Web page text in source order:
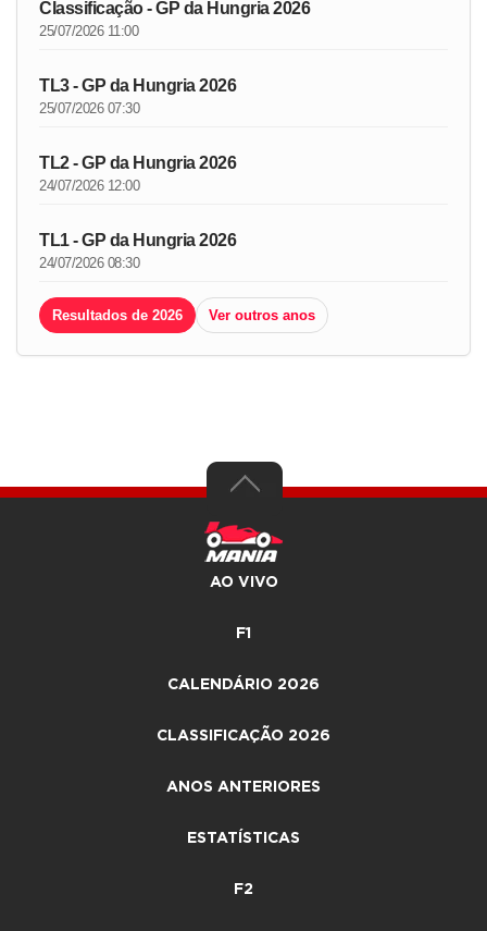
Classificação - GP da Hungria 2026
25/07/2026 11:00
TL3 - GP da Hungria 2026
25/07/2026 07:30
TL2 - GP da Hungria 2026
24/07/2026 12:00
TL1 - GP da Hungria 2026
24/07/2026 08:30
Resultados de 2026 Ver outros anos
AO VIVO
F1
CALENDÁRIO 2026
CLASSIFICAÇÃO 2026
ANOS ANTERIORES
ESTATÍSTICAS
F2